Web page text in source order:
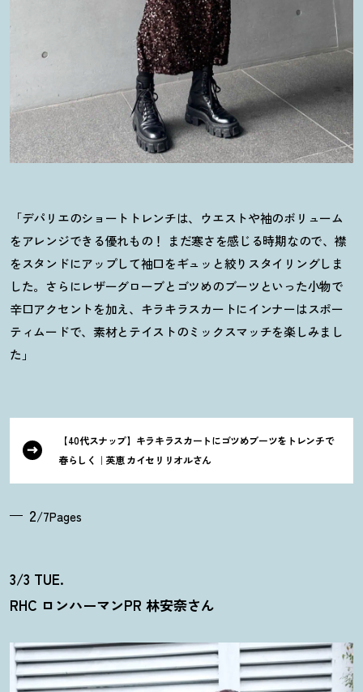
「デパリエのショートトレンチは、ウエストや袖のボリューム
をアレンジできる優れもの ！
まだ寒さを感じる時期なので、襟
をスタンドにアップして袖口をギュッと絞りスタイリングしま
した。さらにレザーグローブとゴツめのブーツといった小物で
辛口アクセントを加え、キラキラスカートにインナーはスポー
ティムードで、素材とテイストのミックスマッチを楽しみまし
た」
【40代スナップ】キラキラスカートにゴツめブーツをトレンチで
春らしく｜英恵 カイセリリオルさん
2/7Pages
3/3 TUE.
RHC ロンハーマンPR 林安奈さん